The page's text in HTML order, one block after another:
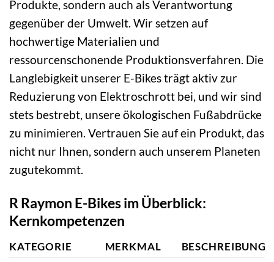
Produkte, sondern auch als Verantwortung
gegenüber der Umwelt. Wir setzen auf
hochwertige Materialien und
ressourcenschonende Produktionsverfahren. Die
Langlebigkeit unserer E-Bikes trägt aktiv zur
Reduzierung von Elektroschrott bei, und wir sind
stets bestrebt, unsere ökologischen Fußabdrücke
zu minimieren. Vertrauen Sie auf ein Produkt, das
nicht nur Ihnen, sondern auch unserem Planeten
zugutekommt.
R Raymon E-Bikes im Überblick:
Kernkompetenzen
KATEGORIE MERKMAL BESCHREIBUNG